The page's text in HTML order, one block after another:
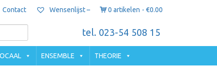
Contact Wensenlijst – 0 artikelen €0.00
tel. 023-54 508 15
ENSEMBLE THEORIE